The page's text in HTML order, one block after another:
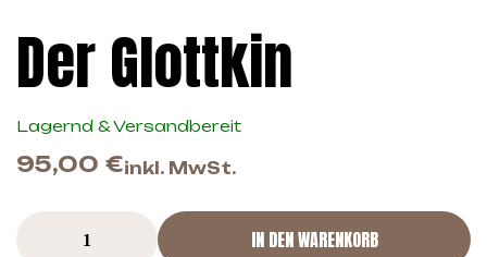
Der Glottkin
Lagernd & Versandbereit
95,00 €inkl. MwSt.
IN DEN WARENKORB